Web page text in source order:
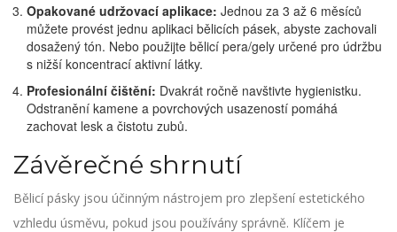
Opakované udržovací aplikace: Jednou za 3 až 6 měsíců
můžete provést jednu aplikaci bělicích pásek, abyste zachovali
dosažený tón. Nebo použijte bělicí pera/gely určené pro údržbu
s nižší koncentrací aktivní látky.
Profesionální čištění: Dvakrát ročně navštivte hygienistku.
Odstranění kamene a povrchových usazeností pomáhá
zachovat lesk a čistotu zubů.
Závěrečné shrnutí
Bělicí pásky jsou účinným nástrojem pro zlepšení estetického
vzhledu úsměvu, pokud jsou používány správně. Klíčem je